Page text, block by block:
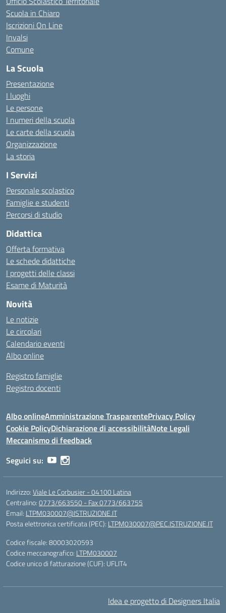
Scuola in Chiaro
Iscrizioni On Line
Invalsi
Comune
La Scuola
Presentazione
I luoghi
Le persone
I numeri della scuola
Le carte della scuola
Organizzazione
La storia
I Servizi
Personale scolastico
Famiglie e studenti
Percorsi di studio
Didattica
Offerta formativa
Le schede didattiche
I progetti delle classi
Esame di Maturità
Novità
Le notizie
Le circolari
Calendario eventi
Albo online
Registro famiglie
Registro docenti
Albo onlineAmministrazione TrasparentePrivacy Policy
Cookie PolicyDichiarazione di accessibilitàNote Legali
Meccanismo di feedback
Seguici su:
Indirizzo:Viale Le Corbusier - 04100 Latina
Centralino:0773/663550 - Fax 0773/663755
Email: LTPM030007@ISTRUZIONE.IT
Posta elettronica certificata (PEC): LTPM030007@PEC.ISTRUZIONE.IT
Codice fiscale: 80003020593
Codice meccanografico: LTPM030007
Codice unico di fatturazione (CUF): UFLIT4
Idea e progetto di Designers Italia